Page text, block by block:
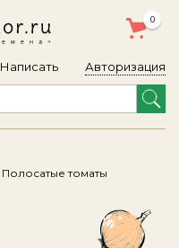
Написать
0
Авторизация
Полосатые томаты